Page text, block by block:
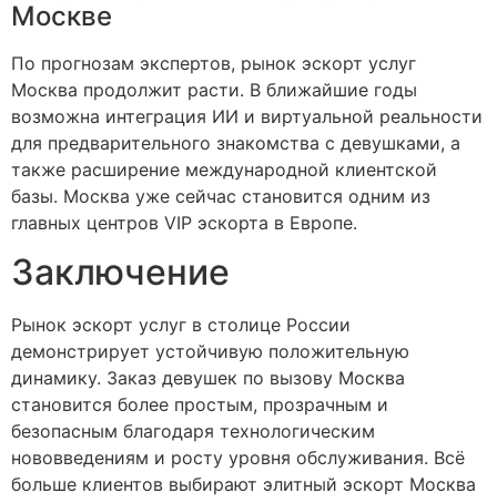
Москве
По прогнозам экспертов, рынок эскорт услуг
Москва продолжит расти. В ближайшие годы
возможна интеграция ИИ и виртуальной реальности
для предварительного знакомства с девушками, а
также расширение международной клиентской
базы. Москва уже сейчас становится одним из
главных центров VIP эскорта в Европе.
Заключение
Рынок эскорт услуг в столице России
демонстрирует устойчивую положительную
динамику. Заказ девушек по вызову Москва
становится более простым, прозрачным и
безопасным благодаря технологическим
нововведениям и росту уровня обслуживания. Всё
больше клиентов выбирают элитный эскорт Москва